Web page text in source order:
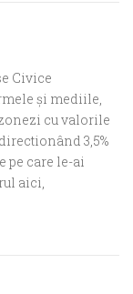
Civice
și mediile,
cu valorile
3,5%
pe care le-ai
aici,